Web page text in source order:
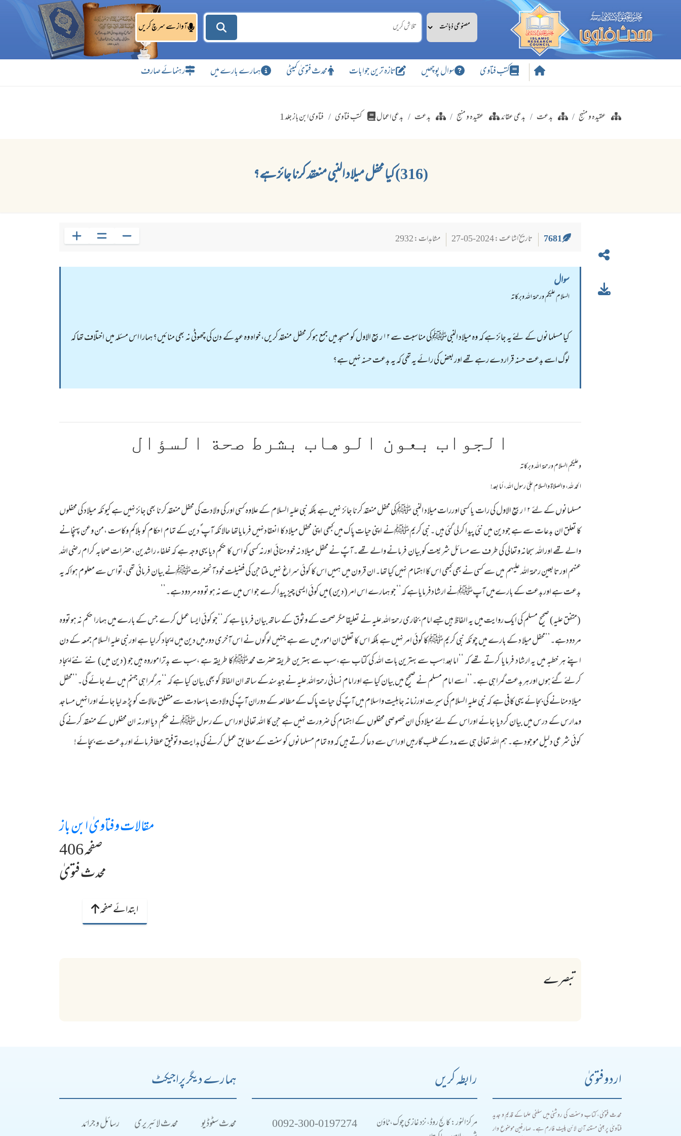
آواز سے سرچ کریں
کتب فتاوی سوال پوچھیں تازہ ترین جوابات محدث فتویٰ کمیٹی ہمارے بارے میں رہنمائے صارف
عقیدہ و منہج بدعت بدعی عقائد عقیدہ و منہج بدعت بدعی اعمال کتب فتاوی فتاوی ابن باز جلد 1
(316) کیا محفل میلاد النبی منعقد کرنا جائز ہے؟
7681 تاریخ اشاعت : 2024-05-27 مشاہدات : 2932
سوال
السلام عليكم ورحمة الله وبركاته
کیا مسلمانوں کے لئے یہ جائز ہے کہ وہ میلاد النبیﷺکی مناسبت سے ۱۲ ربیع الاول کو مسجد میں جمع ہوکر محفل منعقد کریں،خواہ وہ عید کے دن کی چھوٹی نہ بھی منائیں؟ہمارا اس مسئلہ میں اختلاف تھا کہ
لوگ اسے بدعت حسنہ قراردے رہے تھے اوربعض کی رائے یہ تھی کہ یہ بدعت حسنہ نہیں ہے؟
الجواب بعون الوهاب بشرط صحة السؤال
وعلیکم السلام ورحمة اللہ وبرکاته
الحمد لله، والصلاة والسلام علىٰ رسول الله، أما بعد!
مسلمانوں کے لئے ۱۲ ربیع الاول کی رات یا کسی اوررات میلاد النبی ﷺکی محفل منعقد کرنا جائز نہیں ہے بلکہ نبی علیہ السلام کے علاوہ کسی اور کی ولادت کی محفل منعقد کرنا بھی جائز نہیں ہے کیونکہ میلاد کی محفلوں
کا تعلق ان بدعات سے ہے جودین میں نئی پیدا کرلی گئی ہیں ۔نبی کریمﷺنے اپنی حیات پاک میں کبھی اپنی محفل میلاد کا انعقادنہیں فرمایاتھا حالانکہ آپ ؐ دین کے تمام احکام کو بلاکم وکاست ،من وعن پہنچانے
والے تھے اوراللہ سبحانہ وتعالی کی طر ف سے مسائل شریعت کو بیان فرمانے والے تھے۔آپؐ نے محفل میلاد نہ خود منائی اورنہ کسی کو اس کا حکم دیا یہی وجہ ہے کہ خلفاء راشدین ،حضرات صحابہ کرام رضی اللہ
عنہم اورتابعین رحمۃ اللہ علیہم میں سے کسی نے بھی کبھی اس کا اہتمام نہیں کیا تھا۔ان قرون میں ہمیں اس کا کوئی سراغ نہیں ملتا جن کی فضیلت خود آنحضرتﷺنے بیان فرمائی تھی،تواس سے معلوم ہواکہ یہ
بدعت ہے اوربدعت کے بارےمیں آپﷺنے ارشادفرمایاہے کہ‘‘جو ہمارے اس امر (دین) میں کوئی ایسی چیز پیدا کرے جو اس میں سے نہ ہو تو وہ مردودہے۔’’
(متفق علیہ) صحیح مسلم کی ایک روایت میں یہ الفاظ ہیں جسے امام بخاری رحمۃ اللہ علیہ نے تعلیقا مگر صحت کے وثوق کے ساتھ بیان فرمایا ہے کہ‘‘جو کوئی ایسا عمل کرے جس کے بارے میں ہمارا حکم نہ ہوتووہ
مردودہے۔’’محفل میلا د کے بارے میں چونکہ نبی کریمﷺکا کوئی امر نہیں ہے بلکہ اس کا تعلق ان امور میں سے ہے جنہیں لوگوں نے اس آخری دورمیں دین میں ایجاد کرلیا ہے اورنبی علیہ السلام جمعہ کے دن
اپنے ہر خطبہ میں یہ ارشاد فرمایا کرتے تھے کہ ‘‘امابعد!سب سے بہترین بات اللہ کی کتاب ہے،سب سے بہترین طریقہ حضرت محمدﷺکا طریقہ ہے ،سب سے بدتراموروہ ہیں جو (دین میں) نئے نئےایجاد
کرلئے گئے ہوں اورہربدعت گمراہی ہے۔’’اسے امام مسلم نے صحیح میں بیان کیا ہے اورامام نسائی رحمۃ اللہ علیہ نے جید سندکے ساتھ ان الفاظ کو بھی بیان کیا ہے کہ ‘‘ہر گمراہی جہنم میں لے جائے گی۔’’محفل
میلاد منانے کی بجائے یہی کافی ہے کہ نبی علیہ السلام کی سیرت اورزمانہ جاہلیت واسلام میں آپؐ کی حیات پاک کے مطالعہ کے دوران آپؐ کی ولادت باسعادت سےمتعلق حالات کو پڑ ھ لیا جائے اورانہیں مساجد
ومدارس کے درس میں بیان کردیا جائے اوراس کے لئے میلاد کی ان خصوصی محفلوں کے اہتمام کی ضرورت نہیں ہے جن کا اللہ تعالی اوراس کے رسول ﷺنے حکم دیا اورنہ ان محفلوں کے منعقد کرنے کی
کوئی شرعی دلیل موجود ہے۔ہم اللہ تعالی ہی سے مدد کے طلب گارہیں اوراس سے دعا کرتے ہیں کہ وہ تمام مسلمانوں کو سنت کے مطابق عمل کرنے کی ہدایت وتوفیق عطافرمائے اوربدعت سے بچائے!
مقالات وفتاویٰ ابن باز
صفحہ 406
محدث فتویٰ
ابتدائے صفحہ
تبصرے
اردو فتویٰ
محدث فتویٰ، کتاب و سنت کی روشنی میں سلفی علما کے قدیم و جدید
فتاویٰ پر مبنی مستند آن لائن پلیٹ فارم ہے۔ صارفین موضوع وار
رابطہ کریں
مرکز النور: کالج روڈ، نزد غازی چوک، ٹاؤن
0092-300-0197274
ہمارے دیگر پراجیکٹ
محدث سٹوڈیو محدث لائبریری رسائل و جرائد